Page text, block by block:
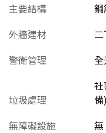
主要結構
外牆建材
警衛管理
垃圾處理
無障礙設施
無